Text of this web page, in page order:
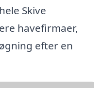
Skive
havefirmaer,
efter en